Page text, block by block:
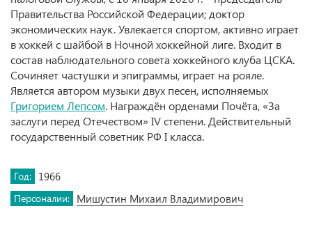
Правительства Российской Федерации; доктор
экономических наук. Увлекается спортом, активно играет
в хоккей с шайбой в Ночной хоккейной лиге. Входит в
состав наблюдательного совета хоккейного клуба ЦСКА.
Сочиняет частушки и эпиграммы, играет на рояле.
Является автором музыки двух песен, исполняемых
Григорием Лепсом. Награждён орденами Почёта, «За
заслуги перед Отечеством» IV степени. Действительный
государственный советник РФ I класса.
Год: 1966
Персоналии: Мишустин Михаил Владимирович